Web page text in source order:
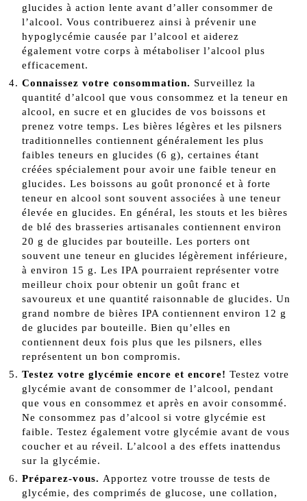
glucides à action lente avant d’aller consommer de
l’alcool. Vous contribuerez ainsi à prévenir une
hypoglycémie causée par l’alcool et aiderez
également votre corps à métaboliser l’alcool plus
efficacement.
Connaissez votre consommation. Surveillez la
quantité d’alcool que vous consommez et la teneur en
alcool, en sucre et en glucides de vos boissons et
prenez votre temps. Les bières légères et les pilsners
traditionnelles contiennent généralement les plus
faibles teneurs en glucides (6 g), certaines étant
créées spécialement pour avoir une faible teneur en
glucides. Les boissons au goût prononcé et à forte
teneur en alcool sont souvent associées à une teneur
élevée en glucides. En général, les stouts et les bières
de blé des brasseries artisanales contiennent environ
20 g de glucides par bouteille. Les porters ont
souvent une teneur en glucides légèrement inférieure,
à environ 15 g. Les IPA pourraient représenter votre
meilleur choix pour obtenir un goût franc et
savoureux et une quantité raisonnable de glucides. Un
grand nombre de bières IPA contiennent environ 12 g
de glucides par bouteille. Bien qu’elles en
contiennent deux fois plus que les pilsners, elles
représentent un bon compromis.
Testez votre glycémie encore et encore!Testez votre
glycémie avant de consommer de l’alcool, pendant
que vous en consommez et après en avoir consommé.
Ne consommez pas d’alcool si votre glycémie est
faible. Testez également votre glycémie avant de vous
coucher et au réveil. L’alcool a des effets inattendus
sur la glycémie.
Préparez-vous.Apportez votre trousse de tests de
glycémie, des comprimés de glucose, une collation,